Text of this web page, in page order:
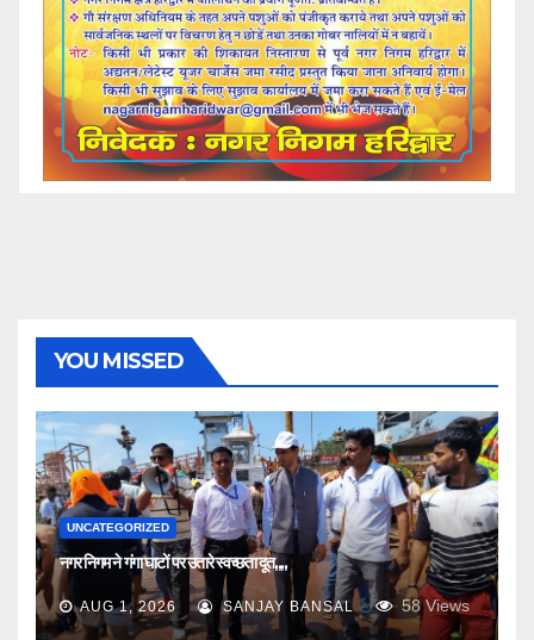
YOU MISSED
UNCATEGORIZED
नगर निगम ने गंगा घाटों पर उतारे स्वच्छता दूत,,,,
AUG 1, 2026 SANJAY BANSAL 58Views